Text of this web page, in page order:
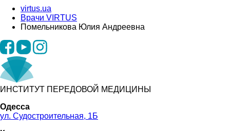
virtus.ua
Врачи VIRTUS
Помельникова Юлия Андреевна
ИНСТИТУТ ПЕРЕДОВОЙ МЕДИЦИНЫ
Одесса
ул. Судостроительная, 1Б